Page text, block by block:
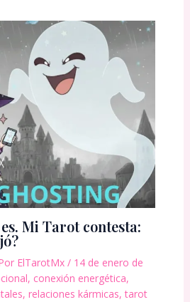
Mi Tarot contesta:
ElTarotMx / 14 de enero de
, conexión energética,
, relaciones kármicas,tarot